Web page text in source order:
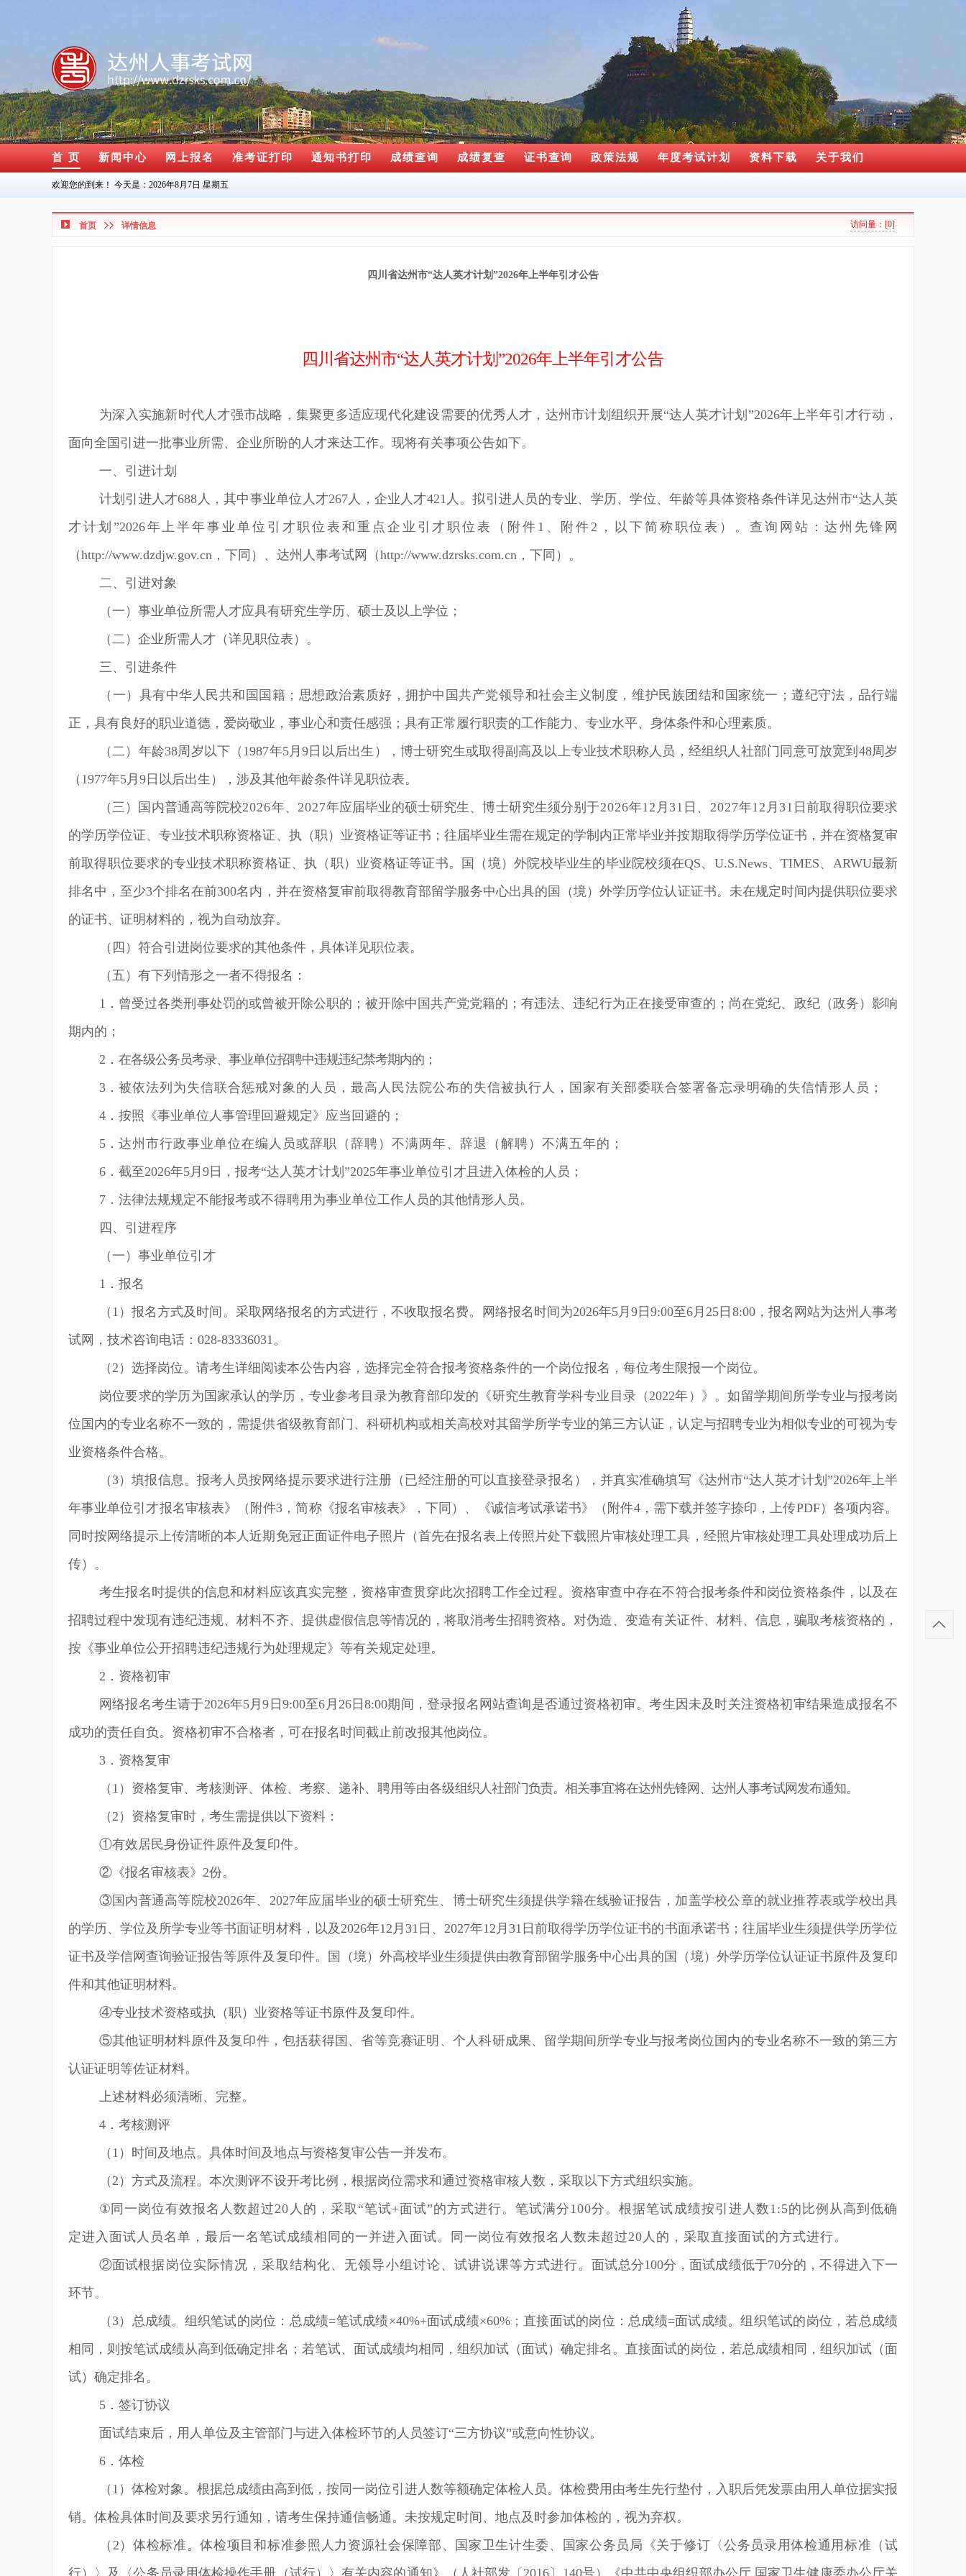
首 页 新闻中心 网上报名 准考证打印 通知书打印 成绩查询 成绩复查 证书查询 政策法规 年度考试计划 资料下载 关于我们
欢迎您的到来！ 今天是： 2026年8月7日 星期五
首页 详情信息
四川省达州市“达人英才计划”2026年上半年引才公告
四川省达州市“达人英才计划”2026年上半年引才公告
为深入实施新时代人才强市战略，集聚更多适应现代化建设需要的优秀人才，达州市计划组织开展“达人英才计划”2026年上半年引才行动，
面向全国引进一批事业所需、企业所盼的人才来达工作。现将有关事项公告如下。
一、引进计划
计划引进人才688 人，其中事业单位人才267人，企业人才421 人。拟引进人员的专业、学历、学位、年龄等具体资格条件详见达州市“达人英
才计划”2026年上半年事业单位引才职位表和重点企业引才职位表（附件 1 、附件2，
以下简称职位表）。查询网站：达州先锋网
（http://www.dzdjw.gov.cn，下同）、达州人事考试网（http://www.dzrsks.com.cn，下同）。
二、引进对象
（一）事业单位所需人才应具有研究生学历、硕士及以上学位；
（二）企业所需人才（详见职位表）。
三、引进条件
（一）具有中华人民共和国国籍；思想政治素质好，拥护中国共产党领导和社会主义制度，维护民族团结和国家统一；遵纪守法，品行端
正，具有良好的职业道德，爱岗敬业，事业心和责任感强；具有正常履行职责的工作能力、专业水平、身体条件和心理素质。
（二）年龄38周岁以下（ 1987年5月9 日以后出生），博士研究生或取得副高及以上专业技术职称人员，经组织人社部门同意可放宽到 48周岁
（ 1977年5月 9 日以后出生），涉及其他年龄条件详见职位表。
（三）国内普通高等院校2026年、 2027年应届毕业的硕士研究生、博士研究生须分别于2026年12 月 31 日、 2027年12 月 31 日前取得职位要求
的学历学位证、专业技术职称资格证、执（职）业资格证等证书；往届毕业生需在规定的学制内正常毕业并按期取得学历学位证书，并在资格复审
前取得职位要求的专业技术职称资格证、执（职）业资格证等证书。国（境）外院校毕业生的毕业院校须在QS、 U.S.News、TIMES、 ARWU最新
排名中，至少3个排名在前300名内，并在资格复审前取得教育部留学服务中心出具的国（境）外学历学位认证证书。未在规定时间内提供职位要求
的证书、证明材料的，视为自动放弃。
（四）符合引进岗位要求的其他条件 ，具体详见职位表。
（五）有下列情形之一者不得报名：
1 ．曾受过各类刑事处罚的或曾被开除公职的；被开除中国共产党党籍的；有违法、违纪行为正在接受审查的；尚在党纪、政纪（政务）影响
期内的；
2 ． 在各级公务员考录、事业单位招聘中违规违纪禁考期内的；
3 ． 被依法列为失信联合惩戒对象的人员，最高人民法院公布的失信被执行人，国家有关部委联合签署备忘录明确的失信情形人员 ；
4 ．按照《事业单位人事管理回避规定》应当回避的；
5 ． 达州市行政事业单位在编人员或辞职（辞聘）不满两年、辞退（解聘）不满五年的 ；
6 ．截至2026年5月 9 日，报考“达人英才计划”2025年事业单位引才且进入体检的人员；
7 ．法律法规规定不能报考或不得聘用为事业单位工作人员的其他情形人员。
四、引进程序
（一）事业单位引才
1 ．报名
（ 1 ）报名方式及时间。采取网络报名的方式进行，不收取报名费。网络报名时间为2026年5月9 日9:00至6月25 日 8:00，报名网站为达州人事考
试网，技术咨询电话： 028-83336031。
（2 ）选择岗位。请考生详细阅读本公告内容，选择完全符合报考资格条件的一个岗位报名，每位考生限报一个岗位。
岗位要求的学历为国家承认的学历，专业参考目录为教育部印发的《研究生教育学科专业目录（2022年）》。如留学期间所学专业与报考岗
位国内的专业名称不一致的，需提供省级教育部门、科研机构或相关高校对其留学所学专业的第三方认证，认定与招聘专业为相似专业的可视为专
业资格条件合格。
（ 3）填报信息。报考人员按网络提示要求进行注册（已经注册的可以直接登录报名），并真实准确填写《达州市“达人英才计划”2026年上半
年事业单位引才报名审核表》（附件3 ，简称《报名审核表》，下同）、《诚信考试承诺书》（附件4，需下载并签字捺印，上传PDF）各项内容。
同时按网络提示上传清晰的本人近期免冠正面证件电子照片（首先在报名表上传照片处下载照片审核处理工具，经照片审核处理工具处理成功后上
传）。
考生报名时提供的信息和材料应该真实完整，资格审查贯穿此次招聘工作全过程。资格审查中存在不符合报考条件和岗位资格条件，以及在
招聘过程中发现有违纪违规、材料不齐、提供虚假信息等情况的，将取消考生招聘资格。对伪造、变造有关证件、材料、信息，骗取考核资格的，
按《事业单位公开招聘违纪违规行为处理规定》等有关规定处理。
2 ．资格初审
网络报名考生请于2026年5月9 日 9:00至6 月 26日8:00期间，登录报名网站查询是否通过资格初审。考生因未及时关注资格初审结果造成报名不
成功的责任自负。资格初审不合格者，可在报名时间截止前改报其他岗位。
3 ．资格复审
（ 1 ）资格复审、考核测评、体检、考察、递补、聘用等由各级组织人社部门负责。相关事宜将在达州先锋网、达州人事考试网发布通知。
（2 ）资格复审时，考生需提供以下资料：
①有效居民身份证件原件及复印件。
②《报名审核表》 2份。
③国内普通高等院校2026年、 2027年应届毕业的硕士研究生、博士研究生须提供学籍在线验证报告，加盖学校公章的就业推荐表或学校出具
的学历、学位及所学专业等书面证明材料，以及2026年12 月 31 日、 2027年12 月 31 日前取得学历学位证书的书面承诺书；往届毕业生须提供学历学位
证书及学信网查询验证报告等原件及复印件。国（境）外高校毕业生须提供由教育部留学服务中心出具的国（境）外学历学位认证证书原件及复印
件和其他证明材料。
④专业技术资格或执（职）业资格等证书原件及复印件。
⑤其他证明材料原件及复印件，包括获得国、省等竞赛证明、个人科研成果、留学期间所学专业与报考岗位国内的专业名称不一致的第三方
认证证明等佐证材料。
上述材料必须清晰、完整。
4 ．考核测评
（ 1 ）时间及地点。具体时间及地点与资格复审公告一并发布。
（2 ）方式及流程。本次测评不设开考比例，根据岗位需求和通过资格审核人数，采取以下方式组织实施。
① 同一岗位有效报名人数超过20 人的，采取 “笔试+面试”的方式进行。笔试满分100分。根据笔试成绩按引进人数1:5的比例从高到低确
定进入 面试人员名单，最后一名笔试成绩相同的一并进入面试。同一岗位有效报名人数未超过20 人的，采取直接面试的方式进行。
②面试根据岗位实际情况，采取结构化、无领导小组讨论、试讲说课等方式进行。 面试总分100分，面试成绩低于70分的，不得进入下一
环节。
（ 3）总成绩。组织笔试的岗位：总成绩=笔试成绩×40%+面试成绩×60%；直接面试的岗位：总成绩=面试成绩。组织笔试的岗位，若总成绩
相同，则按笔试成绩从高到低确定排名；若笔试、面试成绩均相同，组织加试（面试）确定排名。直接面试的岗位，若总成绩相同，组织加试（面
试）确定排名。
5 ．签订协议
面试结束后，用人单位及主管部门与进入体检环节的人员签订“三方协议”或意向性协议。
6 ．体检
（ 1 ）体检对象。根据总成绩由高到低，按同一岗位引进人数等额确定体检人员。体检费用由考生先行垫付，入职后凭发票由用人单位据实报
销。体检具体时间及要求另行通知，请考生保持通信畅通。未按规定时间、地点及时参加体检的，视为弃权。
（ 2 ）体检标准。体检项目和标准参照人力资源社会保障部、国家卫生计生委、国家公务员局《关于修订〈公务员录用体检通用标准（试
行）〉及〈公务员录用体检操作手册（试行）〉有关内容的通知》（人社部发〔 2016 〕 140号）《中共中央组织部办公厅 国家卫生健康委办公厅关
访问量： [0]